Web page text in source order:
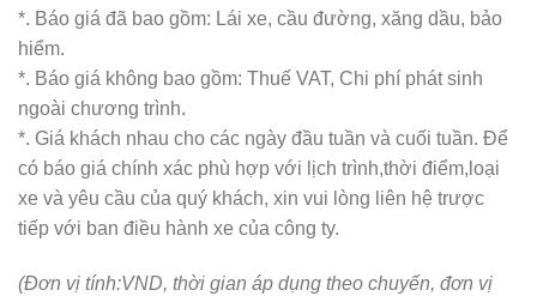
*. Báo giá đã bao gồm: Lái xe, cầu đường, xăng dầu, bảo
hiểm.
*. Báo giá không bao gồm: Thuế VAT, Chi phí phát sinh
ngoài chương trình.
*. Giá khách nhau cho các ngày đầu tuần và cuối tuần. Để
có báo giá chính xác phù hợp với lịch trình,thời điểm,loại
xe và yêu cầu của quý khách, xin vui lòng liên hệ trược
tiếp với ban điều hành xe của công ty.
(Đơn vị tính:VND, thời gian áp dụng theo chuyến, đơn vị